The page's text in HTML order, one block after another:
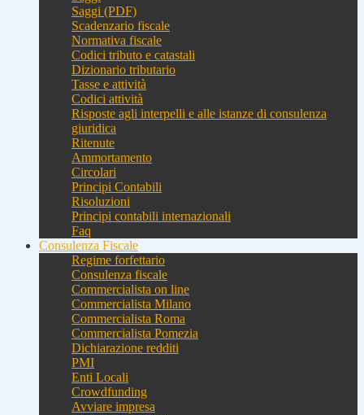
Saggi (PDF)
Scadenzario fiscale
Normativa fiscale
Codici tributo e catastali
Dizionario tributario
Tasse e attività
Codici attività
Risposte agli interpelli e alle istanze di consulenza
giuridica
Ritenute
Ammortamento
Circolari
Principi Contabili
Risoluzioni
Principi contabili internazionali
Faq
Consulenza Fiscale
Regime forfettario
Consulenza fiscale
Commercialista on line
Commercialista Milano
Commercialista Roma
Commercialista Pomezia
Dichiarazione redditi
PMI
Enti Locali
Crowdfunding
Avviare impresa